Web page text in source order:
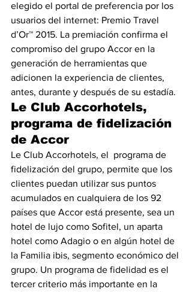
elegido el portal de preferencia por los
usuarios del internet: Premio Travel
d’Or™ 2015. La premiación confirma el
compromiso del grupo Accor en la
generación de herramientas que
adicionen la experiencia de clientes,
antes, durante y después de su estadía.
Le Club Accorhotels,
programa de fidelización
de Accor
Le Club Accorhotels, el  programa de
fidelización del grupo, permite que los
clientes puedan utilizar sus puntos
acumulados en cualquiera de los 92
países que Accor está presente, sea un
hotel de lujo como Sofitel, un aparta
hotel como Adagio o en algún hotel de
la Familia ibis, segmento económico del
grupo. Un programa de fidelidad es el
tercer criterio más importante en la